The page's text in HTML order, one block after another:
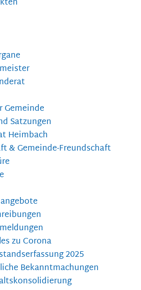
Gemeinde
Satzungen
Heimbach
& Gemeinde-Freundschaft
zu Corona
2025
Bekanntmachungen